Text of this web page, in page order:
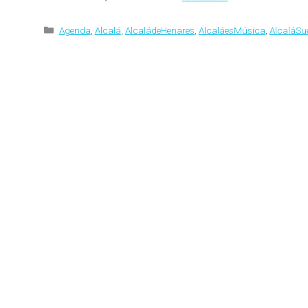
Categorías
Agenda Alcalá AlcaládeHenares AlcaláesMúsica